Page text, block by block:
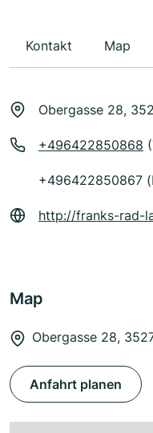
Kontakt Map
Obergasse 28,
+496422850868
+496422850867
http://franks-rad-
Map
Obergasse 28,
Anfahrt planen